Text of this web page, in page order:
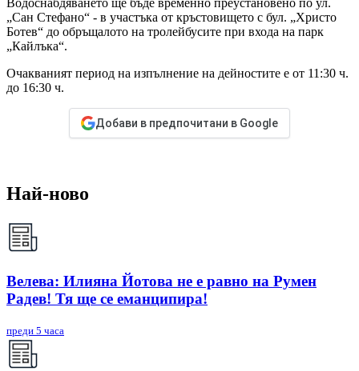
Водоснабдяването ще бъде временно преустановено по ул.
„Сан Стефано“ - в участъка от кръстовището с бул. „Христо
Ботев“ до обръщалото на тролейбусите при входа на парк
„Кайлъка“.
Очакваният период на изпълнение на дейностите е от 11:30 ч.
до 16:30 ч.
Добави в предпочитани в Google
Най-ново
Велева: Илияна Йотова не е равно на Румен
Радев! Тя ще се еманципира!
преди 5 часа